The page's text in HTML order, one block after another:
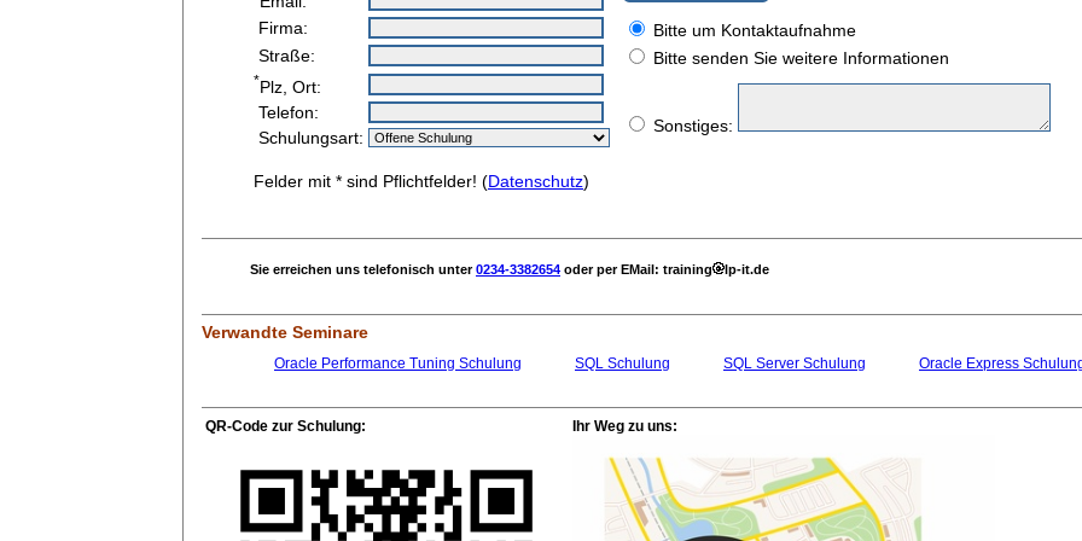
Firma:
Bitte um Kontaktaufnahme
Straße:
Bitte senden Sie weitere Informationen
*Plz, Ort:
Sonstiges:
Telefon:
Schulungsart:
Felder mit * sind Pflichtfelder! (Datenschutz)
Sie erreichen uns telefonisch unter0234-3382654 oder per EMail: training lp-it.de
Verwandte Seminare
Oracle Performance Tuning Schulung SQL Schulung SQL Server Schulung Oracle Express
QR-Code zur Schulung: Ihr Weg zu uns: